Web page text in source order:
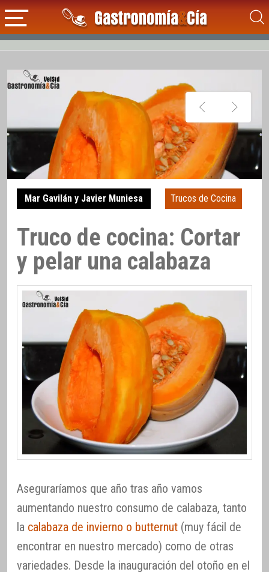
Mar Gavilán y Javier Muniesa Trucos de Cocina
Truco de cocina: Cortar
y pelar una calabaza
Aseguraríamos que año tras año vamos
aumentando nuestro consumo de calabaza, tanto
la calabaza de invierno o butternut (muy fácil de
encontrar en nuestro mercado) como de otras
variedades. Desde la inauguración del otoño en el